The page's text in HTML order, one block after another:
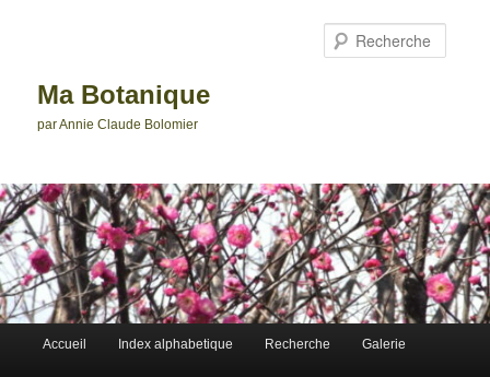
Ma Botanique
par Annie Claude Bolomier
Accueil Index alphabetique Recherche Galerie